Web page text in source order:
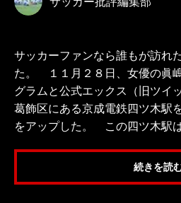
サッカーファンなら誰もが訪れ
た。 １１月２８日、女優の眞
グラムと公式エックス（旧ツイ
葛飾区にある京成電鉄四ツ木駅
をアップした。 この四ツ木駅
続きを読